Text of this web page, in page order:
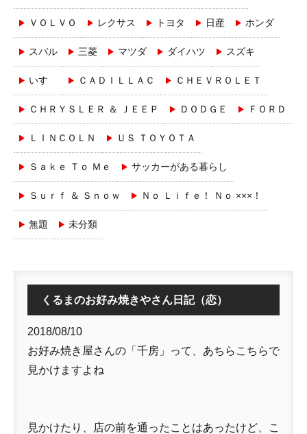
ＶＯＬＶＯ レクサス トヨタ 日産 ホンダ
スバル 三菱 マツダ ダイハツ スズキ
いすゞ ＣＡＤＩＬＬＡＣ ＣＨＥＶＲＯＬＥＴ
ＣＨＲＹＳＬＥＲ ＆ ＪＥＥＰ ＤＯＤＧＥ ＦＯＲＤ
ＬＩＮＣＯＬＮ ＵＳ ＴＯＹＯＴＡ
Ｓａｋｅ Ｔｏ Ｍｅ サッカーがある暮らし
Ｓｕｒｆ ＆ Ｓｎｏｗ Ｎｏ Ｌｉｆｅ！ Ｎｏ ×××！
無題 未分類
くるまのお好み焼きやさん日記（恋）
2018/08/10
お好み焼き屋さんの「千房」って、あちらこちらで
見かけますよね
見かけたり、店の前を通ったことはあったけど、こ